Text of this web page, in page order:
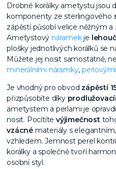
Drobné korálky ametystu jsou
komponenty ze sterlingového
zápěstí působí velice něžným
Ametystový náramekje
plošky jednotlivých korálků se
Můžete jej nosit samostatně,
minerálními náramky,
Je vhodný pro obvod zápěstí
přizpůsobíte díky
ametystem a perlami je
nosit. Pocítíte výjimečnost
vzácnémateriály s
vzhledem. Jemnost perel
korálky a společně tvoří
osobní styl.